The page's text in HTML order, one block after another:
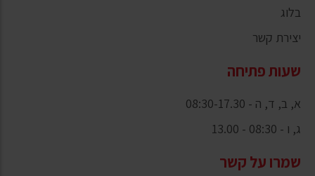
בלוג
יצירת קשר
שעות פתיחה
א, ב, ד, ה - 08:30-17.30
ג, ו - 08:30 - 13.00
שמרו על קשר